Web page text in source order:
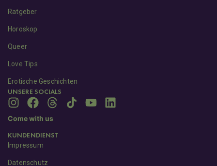
Ratgeber
Horoskop
Queer
Love Tips
Erotische Geschichten
UNSERE SOCIALS
Come with us
KUNDENDIENST
Impressum
Datenschutz